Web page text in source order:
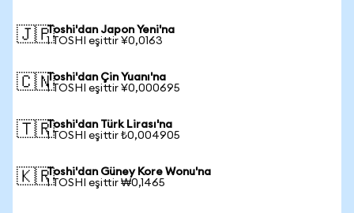
🇯🇵Toshi'dan Japon Yeni'na
1 TOSHI eşittir ¥0,0163
🇨🇳Toshi'dan Çin Yuanı'na
1 TOSHI eşittir ¥0,000695
🇹🇷Toshi'dan Türk Lirası'na
1 TOSHI eşittir ₺0,004905
🇰🇷Toshi'dan Güney Kore Wonu'na
1 TOSHI eşittir ₩0,1465